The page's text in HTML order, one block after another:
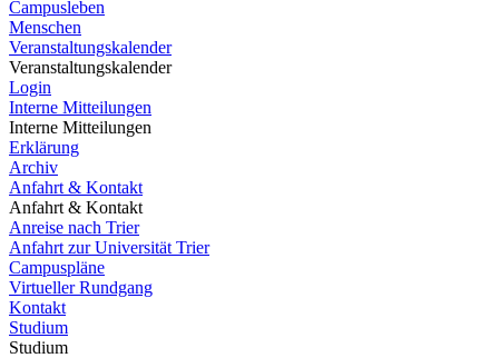
Campusleben
Menschen
Veranstaltungskalender
Veranstaltungskalender
Login
Interne Mitteilungen
Interne Mitteilungen
Erklärung
Archiv
Anfahrt & Kontakt
Anfahrt & Kontakt
Anreise nach Trier
Anfahrt zur Universität Trier
Campuspläne
Virtueller Rundgang
Kontakt
Studium
Studium